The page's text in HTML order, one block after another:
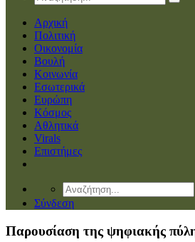
Αρχική
Πολιτική
Οικονομία
Βουλή
Κοινωνία
Εσωτερικά
Ευρώπη
Κόσμος
Αθλητικά
Virals
Επιστήμες
Σύνδεση
Παρουσίαση της ψηφιακής